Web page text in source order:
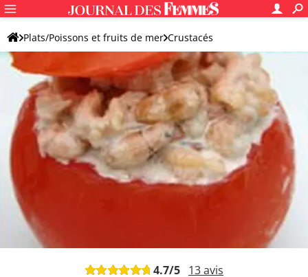
Plats/Poissons et fruits de mer Crustacés
Recettes aux crevettes Plat original aux crevettes
4.7/5 13avis